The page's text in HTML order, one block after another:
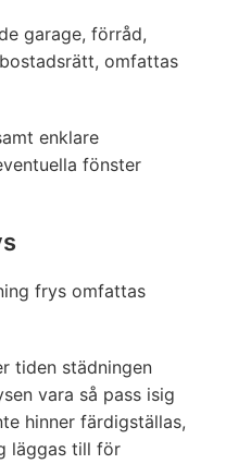
garage, förråd,
omfattas
enklare
fönster
frys omfattas
tiden städningen
vara så pass isig
hinner färdigställas,
läggas till för